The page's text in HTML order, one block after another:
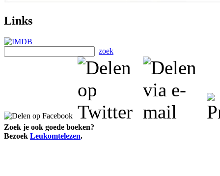
Links
zoek
Zoek je ook goede boeken?
Bezoek Leukomtelezen.